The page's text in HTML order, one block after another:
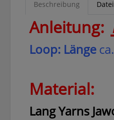
Beschreibung
Anleitung:
Loop: Länge
Material:
Lang Yarns